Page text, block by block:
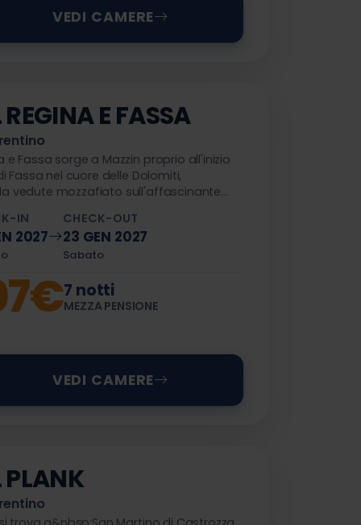
VEDI CAMERE
E FASSA
e Fassa sorge a Mazzin proprio all'inizio
Fassa nel cuore delle Dolomiti,
vedute mozzafiato sull'affascinante
in famiglia a contatto con la natura.
IN
2027
CHECK-OUT
23 GEN 2027
Sabato
7 notti
MEZZA PENSIONE
VEDI CAMERE
PLANK